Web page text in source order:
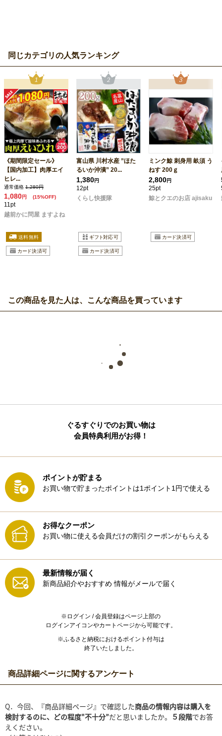
同じカテゴリの人気ランキング
《期間限定セール》
【国内加工】肉厚エイ
ヒレ...
通常価格 1,280円
1,080円 (15%OFF)
11pt
越前かに問屋 ますよね
富山県 川村水産 ”ほた
るいか沖漬” 20...
1,380円
12pt
くらし快援隊
ミンク鯨 刺身用 畝須 う
ねす 200ｇ
2,800円
25pt
鯨とクエのお店 ajisaku
この商品を見た人は、こんな商品を買っています
ぐるすぐりでのお買い物は
会員特典利用がお得！
ポイントが貯まる
お買い物で貯まったポイントは1ポイント1円で使える
お得なクーポン
お買い物に使える会員だけの割引クーポンがもらえる
最新情報が届く
新商品紹介やおすすめ 情報がメールで届く
※ログイン / 会員登録はページ上部の
ログインアイコンやカートページから可能です。
※ふるさと納税におけるポイント付与は
終了いたしました。
商品詳細ページに関するアンケート